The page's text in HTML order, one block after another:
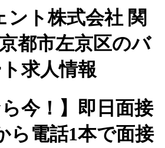
ント株式会社 関
都市左京区のバ
求人情報
ら今！】即日面接
ら電話1本で面接